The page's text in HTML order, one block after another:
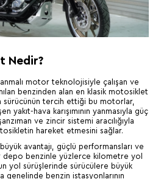
Nedir?
motor teknolojisiyle çalışan ve
benzinden alan en klasik motosiklet
sürücünün tercih ettiği bu motorlar,
yakıt-hava karışımının yanmasıyla güç
ve zincir sistemi aracılığıyla
hareket etmesini sağlar.
avantajı, güçlü performansları ve
depo benzinle yüzlerce kilometre yol
yol sürüşlerinde sürücülere büyük
genelinde benzin istasyonlarının